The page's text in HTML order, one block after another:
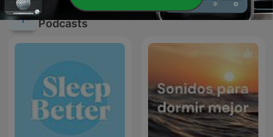
Internationale Gesundheit und Fitness-
Podcasts